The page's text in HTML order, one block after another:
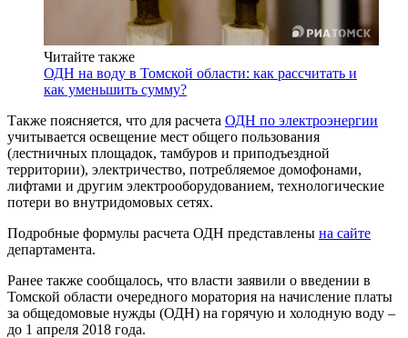
Читайте также
ОДН на воду в Томской области: как рассчитать и
как уменьшить сумму?
Также поясняется, что для расчета ОДН по электроэнергии
учитывается освещение мест общего пользования
(лестничных площадок, тамбуров и приподъездной
территории), электричество, потребляемое домофонами,
лифтами и другим электрооборудованием, технологические
потери во внутридомовых сетях.
Подробные формулы расчета ОДН представлены на сайте
департамента.
Ранее также сообщалось, что власти заявили о введении в
Томской области очередного моратория на начисление платы
за общедомовые нужды (ОДН) на горячую и холодную воду –
до 1 апреля 2018 года.